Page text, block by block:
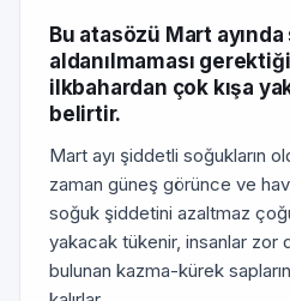
Bu atasözü Mart ayında
aldanılmaması
ilkbahardan çok kışa
belirtir.
Mart ayı şiddetli soğukların
zaman güneş görünce ve
soğuk şiddetini azaltmaz
yakacak tükenir, insanlar zor
bulunan kazma-kürek